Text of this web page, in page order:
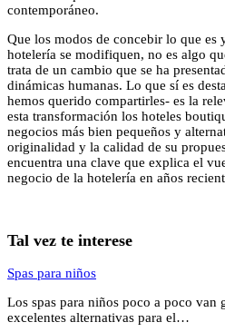
contemporáneo.
Que los modos de concebir lo que es
hotelería se modifiquen, no es algo
trata de un cambio que se ha
dinámicas humanas. Lo que sí es
hemos querido compartirles- es la
esta transformación los hoteles
negocios más bien pequeños y
originalidad y la calidad de su
encuentra una clave que explica el
negocio de la hotelería en años
Tal vez te interese
Spas para niños
Los spas para niños poco a poco van
excelentes alternativas para el…